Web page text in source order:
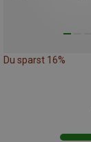
Du sparst 16%